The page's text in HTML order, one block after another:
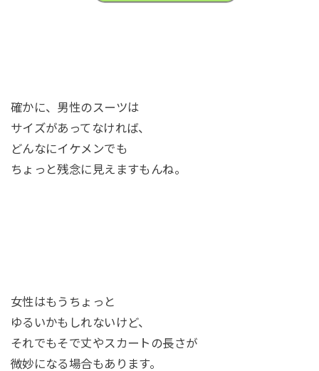
確かに、男性のスーツは
サイズがあってなければ、
どんなにイケメンでも
ちょっと残念に見えますもんね。
女性はもうちょっと
ゆるいかもしれないけど、
それでもそで丈やスカートの長さが
微妙になる場合もあります。